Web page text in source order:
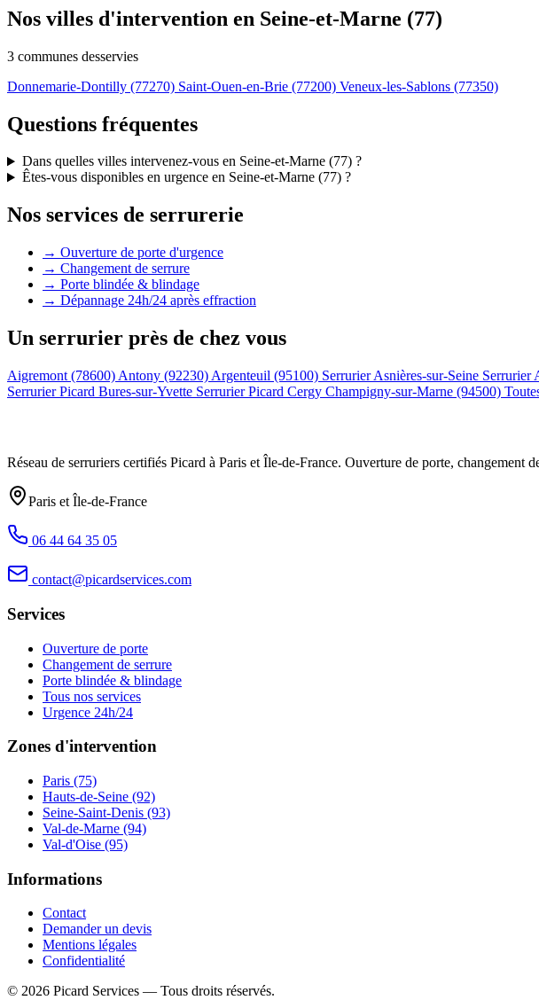
Nos villes d'intervention en Seine-et-Marne (77)
3 communes desservies
Donnemarie-Dontilly (77270) Saint-Ouen-en-Brie (77200) Veneux-les-Sablons (77350)
Questions fréquentes
Dans quelles villes intervenez-vous en Seine-et-Marne (77) ?
Êtes-vous disponibles en urgence en Seine-et-Marne (77) ?
Nos services de serrurerie
→ Ouverture de porte d'urgence
→ Changement de serrure
→ Porte blindée & blindage
→ Dépannage 24h/24 après effraction
Un serrurier près de chez vous
Aigremont (78600) Antony (92230) Argenteuil (95100) Serrurier Asnières-sur-Seine Serrurier
Serrurier Picard Bures-sur-Yvette Serrurier Picard Cergy Champigny-sur-Marne (94500)
Réseau de serruriers certifiés Picard à Paris et Île-de-France. Ouverture de porte, changement
Paris et Île-de-France
06 44 64 35 05
contact@picardservices.com
Services
Ouverture de porte
Changement de serrure
Porte blindée & blindage
Tous nos services
Urgence 24h/24
Zones d'intervention
Paris (75)
Hauts-de-Seine (92)
Seine-Saint-Denis (93)
Val-de-Marne (94)
Val-d'Oise (95)
Informations
Contact
Demander un devis
Mentions légales
Confidentialité
© 2026 Picard Services — Tous droits réservés.